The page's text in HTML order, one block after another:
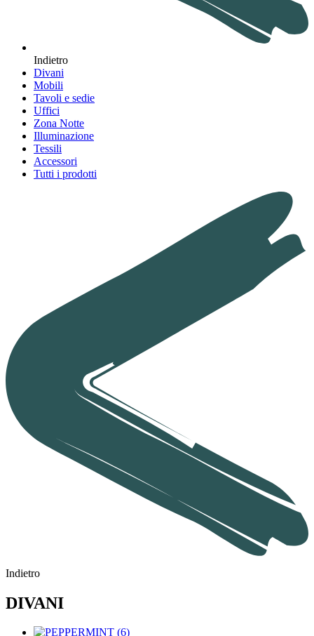
Indietro
Divani
Mobili
Tavoli e sedie
Uffici
Zona Notte
Illuminazione
Tessili
Accessori
Tutti i prodotti
Indietro
DIVANI